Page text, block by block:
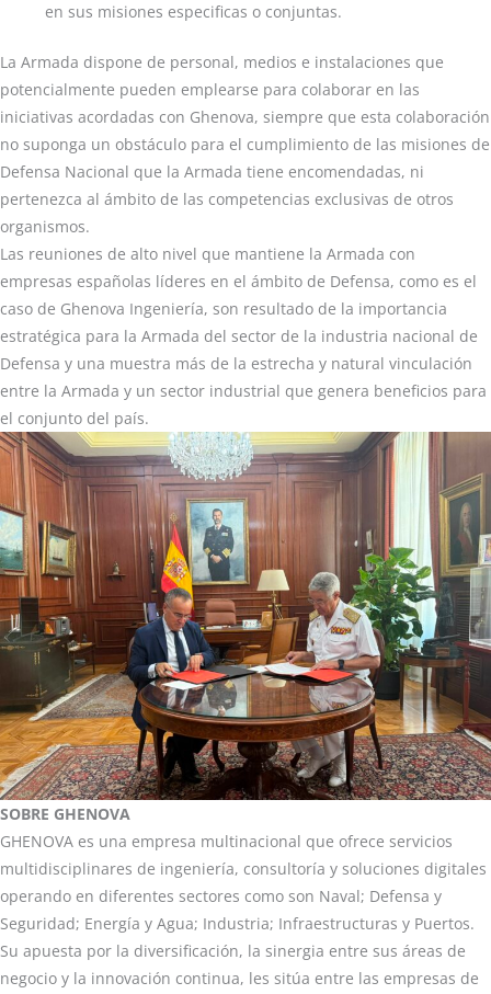
en sus misiones especificas o conjuntas.
La Armada dispone de personal, medios e instalaciones que
potencialmente pueden emplearse para colaborar en las
iniciativas acordadas con Ghenova, siempre que esta colaboración
no suponga un obstáculo para el cumplimiento de las misiones de
Defensa Nacional que la Armada tiene encomendadas, ni
pertenezca al ámbito de las competencias exclusivas de otros
organismos.
Las reuniones de alto nivel que mantiene la Armada con
empresas españolas líderes en el ámbito de Defensa, como es el
caso de Ghenova Ingeniería, son resultado de la importancia
estratégica para la Armada del sector de la industria nacional de
Defensa y una muestra más de la estrecha y natural vinculación
entre la Armada y un sector industrial que genera beneficios para
el conjunto del país.
SOBRE GHENOVA
GHENOVA es una empresa multinacional que ofrece servicios
multidisciplinares de ingeniería, consultoría y soluciones digitales
operando en diferentes sectores como son Naval; Defensa y
Seguridad; Energía y Agua; Industria; Infraestructuras y Puertos.
Su apuesta por la diversificación, la sinergia entre sus áreas de
negocio y la innovación continua, les sitúa entre las empresas de